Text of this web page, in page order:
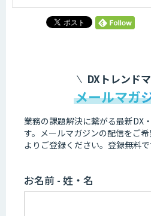
DXトレンド
メールマガ
業務の課題解決に繋がる最新DX
す。 メールマガジンの配信をご
よりご登録ください。登録無料で
お名前 - 姓・名